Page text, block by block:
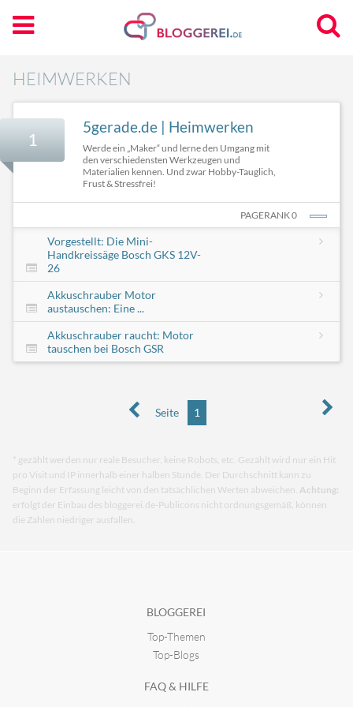
HEIMWERKEN
1
5gerade.de | Heimwerken
Werde ein „Maker“ und lerne den Umgang mit
den verschiedensten Werkzeugen und
Materialien kennen. Und zwar Hobby-Tauglich,
Frust & Stressfrei!
PAGERANK 0
Vorgestellt: Die Mini-
Handkreissäge Bosch GKS 12V-
26
Akkuschrauber Motor
austauschen: Eine ...
Akkuschrauber raucht: Motor
tauschen bei Bosch GSR
Seite 1
* gezählt werden nur reale Besucher, keine Robots, etc. Gezählt wird nur ein Hit
pro Visit und IP innerhalb einer halben Stunde. Der Durchschnitt kann zu
Beginn der Erfassung leicht von den tatsächlichen Werten abweichen. Achtung:
erfolgt der Einbau des bloggerei.de-Publicons nicht ordnungsgemäß, können
die Zahlen niedriger ausfallen.
BLOGGEREI
Top-Themen
Top-Blogs
FAQ & HILFE